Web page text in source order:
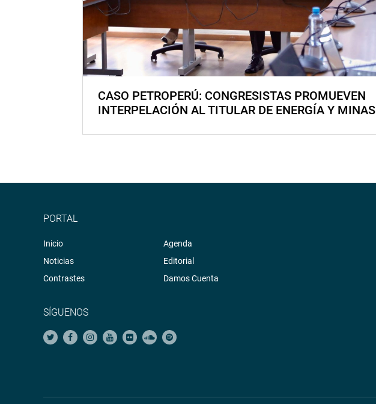
CASO PETROPERÚ: CONGRESISTAS PROMUEVEN
INTERPELACIÓN AL TITULAR DE ENERGÍA Y MINAS
PORTAL
Inicio
Noticias
Contrastes
Agenda
Editorial
Damos Cuenta
SÍGUENOS